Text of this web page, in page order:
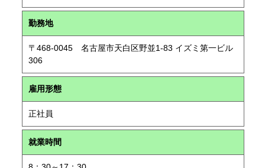
勤務地
〒468-0045 名古屋市天白区野並1-83 イズミ第一ビル
306
雇用形態
正社員
就業時間